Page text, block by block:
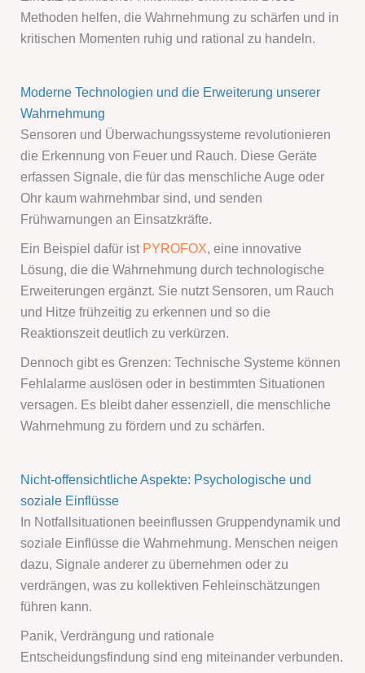
Methoden helfen, die Wahrnehmung zu schärfen und in
kritischen Momenten ruhig und rational zu handeln.
Moderne Technologien und die Erweiterung unserer
Wahrnehmung
Sensoren und Überwachungssysteme revolutionieren
die Erkennung von Feuer und Rauch. Diese Geräte
erfassen Signale, die für das menschliche Auge oder
Ohr kaum wahrnehmbar sind, und senden
Frühwarnungen an Einsatzkräfte.
Ein Beispiel dafür ist PYROFOX, eine innovative
Lösung, die die Wahrnehmung durch technologische
Erweiterungen ergänzt. Sie nutzt Sensoren, um Rauch
und Hitze frühzeitig zu erkennen und so die
Reaktionszeit deutlich zu verkürzen.
Dennoch gibt es Grenzen: Technische Systeme können
Fehlalarme auslösen oder in bestimmten Situationen
versagen. Es bleibt daher essenziell, die menschliche
Wahrnehmung zu fördern und zu schärfen.
Nicht-offensichtliche Aspekte: Psychologische und
soziale Einflüsse
In Notfallsituationen beeinflussen Gruppendynamik und
soziale Einflüsse die Wahrnehmung. Menschen neigen
dazu, Signale anderer zu übernehmen oder zu
verdrängen, was zu kollektiven Fehleinschätzungen
führen kann.
Panik, Verdrängung und rationale
Entscheidungsfindung sind eng miteinander verbunden.